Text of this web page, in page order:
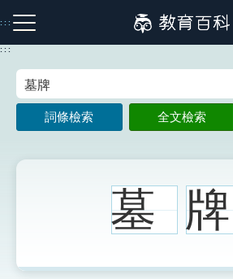
到
主
:::
注音索引圖示 筆畫索引圖示
:::
詞條檢索 全文檢索
墓 牌